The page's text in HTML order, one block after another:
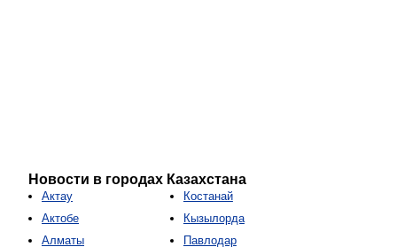
Новости в городах Казахстана
Актау
Актобе
Алматы
Костанай
Кызылорда
Павлодар